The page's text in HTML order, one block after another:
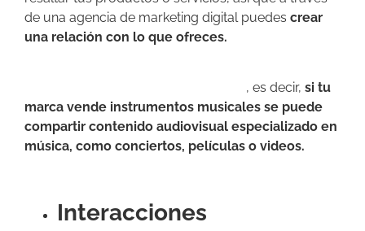
de una agencia de marketing digital puedes crear
una relación con lo que ofreces.
, es decir, si tu
marca vende instrumentos musicales se puede
compartir contenido audiovisual especializado en
música, como conciertos, películas o videos.
Interacciones